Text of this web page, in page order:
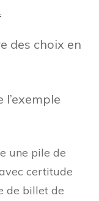
des choix en
une pile de
certitude
de billet de